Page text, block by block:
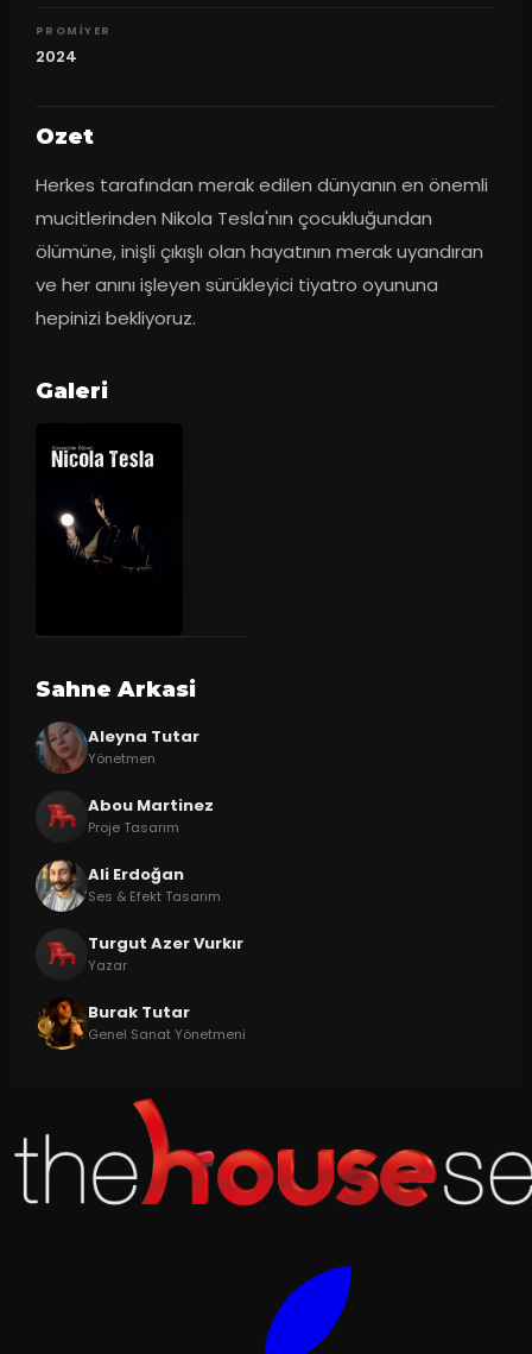
PROMIYER
2024
Ozet
Herkes tarafından merak edilen dünyanın en önemli
mucitlerinden Nikola Tesla'nın çocukluğundan
ölümüne, inişli çıkışlı olan hayatının merak uyandıran
ve her anını işleyen sürükleyici tiyatro oyununa
hepinizi bekliyoruz.
Galeri
Sahne Arkasi
Aleyna Tutar
Yönetmen
Abou Martinez
Proje Tasarım
Ali Erdoğan
Ses & Efekt Tasarım
Turgut Azer Vurkır
Yazar
Burak Tutar
Genel Sanat Yönetmeni